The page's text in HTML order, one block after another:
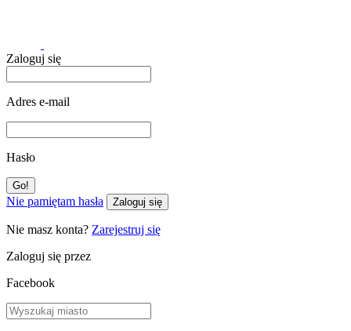
Zaloguj się
Adres e-mail
Hasło
Nie pamiętam hasła Zaloguj się
Nie masz konta? Zarejestruj się
Zaloguj się przez
Facebook